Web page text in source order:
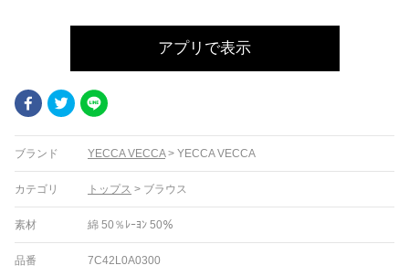
アプリで表示
FacebookTwitter
ブランド YECCA VECCA> YECCA VECCA
カテゴリ トップス > ブラウス
素材 綿 50％ﾚｰﾖﾝ 50％
品番 7C42L0A0300